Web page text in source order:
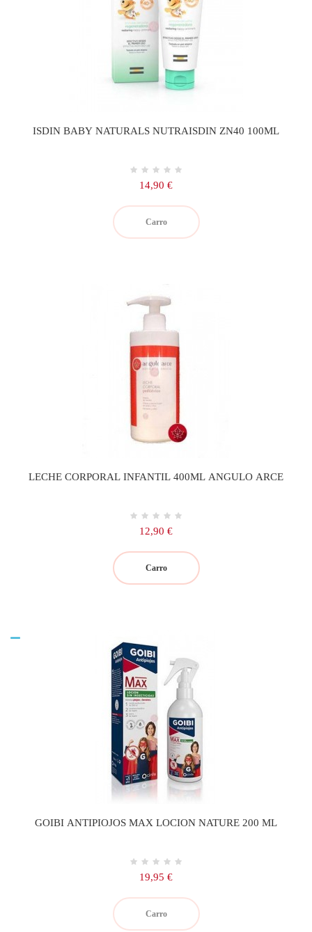
ISDIN BABY NATURALS NUTRAISDIN ZN40 100ML
Precio
14,90 €
Carro
LECHE CORPORAL INFANTIL 400ML ANGULO ARCE
Precio
12,90 €
Carro
GOIBI ANTIPIOJOS MAX LOCION NATURE 200 ML
Precio
19,95 €
Carro